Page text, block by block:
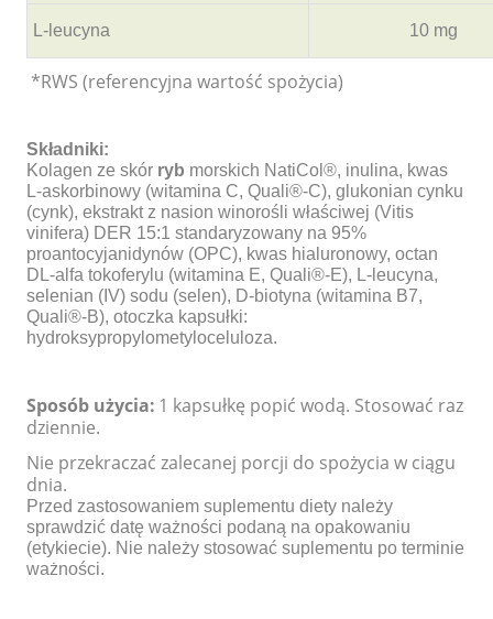
L-leucyna 10 mg
*RWS (referencyjna wartość spożycia)
Składniki:
Kolagen ze skór ryb morskich NatiCol®, inulina, kwas
L-askorbinowy (witamina C, Quali®-C), glukonian cynku
(cynk), ekstrakt z nasion winorośli właściwej (Vitis
vinifera) DER 15:1 standaryzowany na 95%
proantocyjanidynów (OPC), kwas hialuronowy, octan
DL-alfa tokoferylu (witamina E, Quali®-E), L-leucyna,
selenian (IV) sodu (selen), D-biotyna (witamina B7,
Quali®-B), otoczka kapsułki:
hydroksypropylometyloceluloza.
Sposób użycia: 1 kapsułkę popić wodą. Stosować raz
dziennie.
Nie przekraczać zalecanej porcji do spożycia w ciągu
dnia.
Przed zastosowaniem suplementu diety należy
sprawdzić datę ważności podaną na opakowaniu
(etykiecie). Nie należy stosować suplementu po terminie
ważności.